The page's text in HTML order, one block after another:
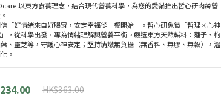
以東方食養理念，結合現代營養科學，為您的愛貓推出哲心研肉絲營
「好情緒來自好腸胃，安定幸福從一餐開始」。哲心研象徵「哲理×心神
，從科學出發，專為情緒理解與營養平衡。嚴選東方天然輔料：蓮子、枸
、靈芝等，守護心神安定；堅持清燉無負擔（無香料、無膠、無穀），溫
。
HK$363.00